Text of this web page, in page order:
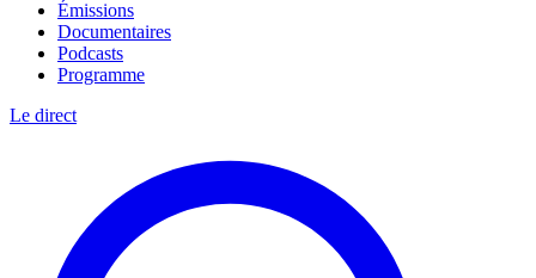
Émissions
Documentaires
Podcasts
Programme
Le direct